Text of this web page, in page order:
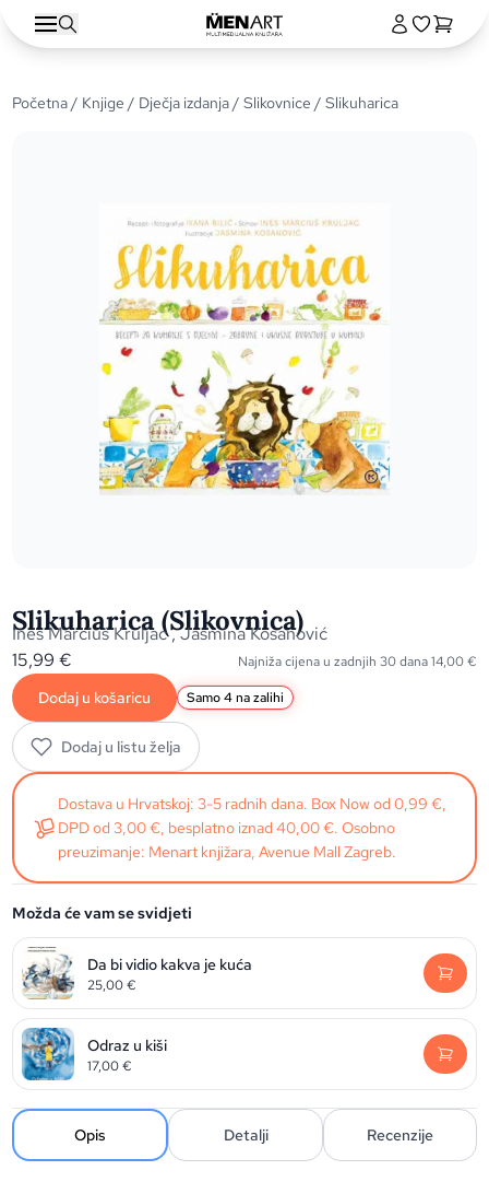
Početna/ Knjige / Dječja izdanja/Slikovnice / Slikuharica
Slikuharica (Slikovnica)
Ines Marciuš Kruljac,Jasmina Kosanović
15,99€ Najniža cijena u zadnjih 30 dana14,00€
Dodaj u košaricu Samo 4 na zalihi
Dodaj u listu želja
Dostava u Hrvatskoj: 3-5 radnih dana. Box Now od 0,99 €,
DPD od 3,00 €, besplatno iznad 40,00 €. Osobno
preuzimanje: Menart knjižara, Avenue Mall Zagreb.
Možda će vam se svidjeti
Da bi vidio kakva je kuća
25,00€
Odraz u kiši
17,00€
Opis Detalji Recenzije